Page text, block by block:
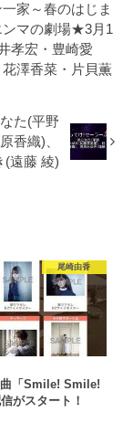
家～春のはじま
マの劇場★3月1
孝宏・豊崎愛
澤香菜・片貝薫
た(平野
香織)、
(遠藤 綾)
尾崎由香
「Smile! Smile!
がスタート！